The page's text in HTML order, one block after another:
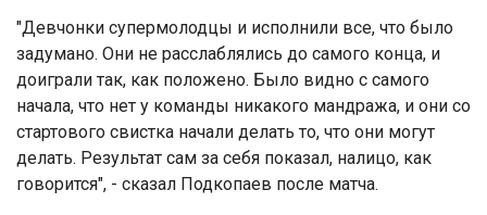
"Девчонки супермолодцы и исполнили все, что было
задумано. Они не расслаблялись до самого конца, и
доиграли так, как положено. Было видно с самого
начала, что нет у команды никакого мандража, и они со
стартового свистка начали делать то, что они могут
делать. Результат сам за себя показал, налицо, как
говорится", - сказал Подкопаев после матча.